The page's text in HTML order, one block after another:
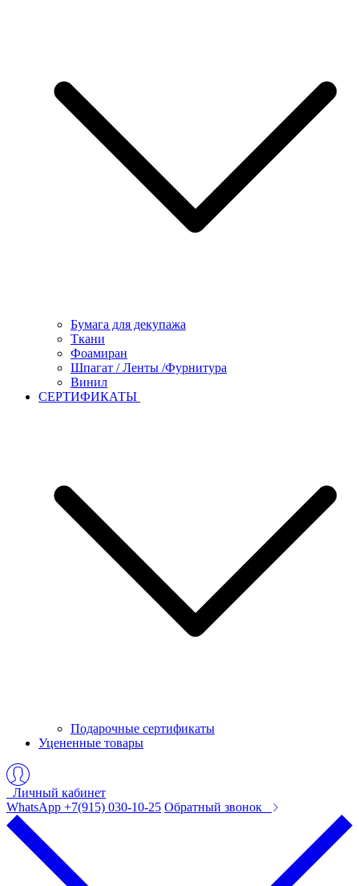
Бумага для декупажа
Ткани
Фоамиран
Шпагат / Ленты /Фурнитура
Винил
СЕРТИФИКАТЫ
Подарочные сертификаты
Уцененные товары
Личный кабинет
WhatsApp +7(915) 030-10-25 Обратный звонок